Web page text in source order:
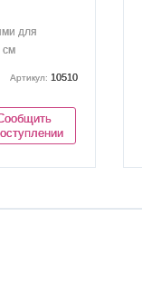
для
см
Артикул: 10510